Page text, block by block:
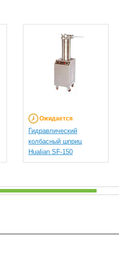
Ожидается
Гидравлический
колбасный шприц
Hualian SF-150